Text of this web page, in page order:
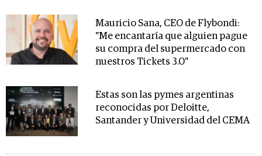
Mauricio Sana, CEO de Flybondi:
"Me encantaría que alguien pague
su compra del supermercado con
nuestros Tickets 3.0"
Estas son las pymes argentinas
reconocidas por Deloitte,
Santander y Universidad del CEMA